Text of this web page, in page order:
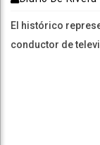
El histórico
conductor de